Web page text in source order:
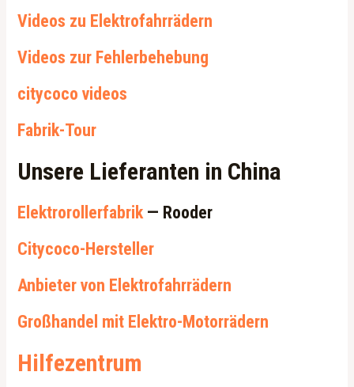
Videos zu Elektrofahrrädern
Videos zur Fehlerbehebung
citycoco videos
Fabrik-Tour
Unsere Lieferanten in China
Elektrorollerfabrik — Rooder
Citycoco-Hersteller
Anbieter von Elektrofahrrädern
Großhandel mit Elektro-Motorrädern
Hilfezentrum